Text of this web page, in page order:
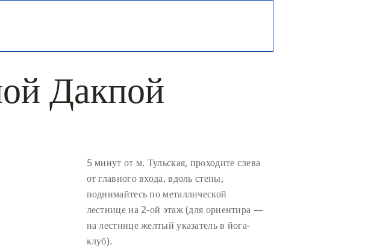
Дакпой
5 минут от м. Тульская, проходите слева
от главного входа, вдоль стены,
поднимайтесь по металлической
лестнице на 2-ой этаж (для ориентира —
на лестнице желтый указатель в йога-
клуб).